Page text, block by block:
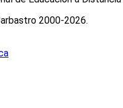
2000-2026.